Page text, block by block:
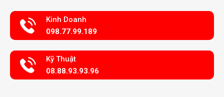
Kinh Doanh
098.77.99.189
Kỹ Thuật
08.88.93.93.96